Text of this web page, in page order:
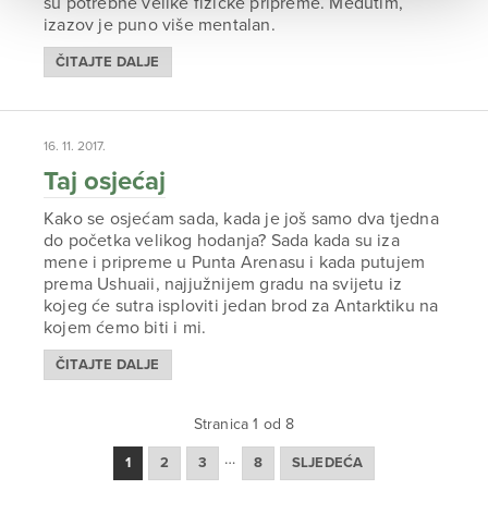
izazov je puno više mentalan.
ČITAJTE DALJE
16. 11. 2017.
Taj osjećaj
Kako se osjećam sada, kada je još samo dva tjedna
do početka velikog hodanja? Sada kada su iza
mene i pripreme u Punta Arenasu i kada putujem
prema Ushuaii, najjužnijem gradu na svijetu iz
kojeg će sutra isploviti jedan brod za Antarktiku na
kojem ćemo biti i mi.
ČITAJTE DALJE
Stranica 1 od 8
1 2 3 … 8 SLJEDEĆA